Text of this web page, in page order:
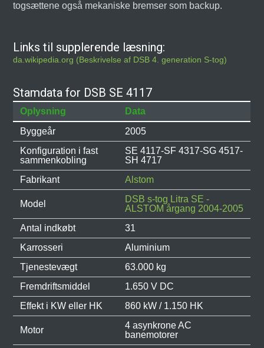
togsættene også mekaniske bremser som backup.
Links til supplerende læsning:
da.wikipedia.org (Beskrivelse af DSB 4. generation S-tog)
Stamdata for DSB SE 4117
Oplysning
Data
Byggeår
2005
Konfiguration i fast
sammenkobling
SE 4117-SF 4317-SG 4517-
SH 4717
Fabrikant
Alstom
Model
DSB s-tog Litra SE -
ALSTOM årgang 2004-2005
Antal indkøbt
31
Karrosseri
Aluminium
Tjenestevægt
63.000 kg
Fremdriftsmiddel
1.650 V DC
Effekt i KW eller HK
860 kW / 1.150 HK
Motor
4 asynkrone AC
banemotorer